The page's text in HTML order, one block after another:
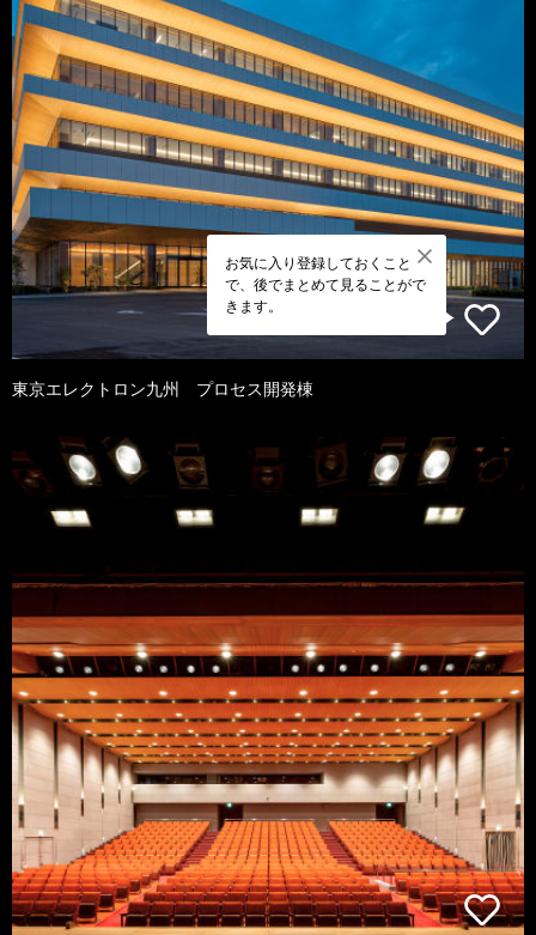
お気に入り登録しておくこと
で、後でまとめて見ることがで
きます。
東京エレクトロン九州 プロセス開発棟